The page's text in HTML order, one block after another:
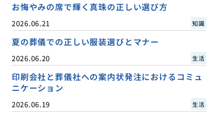
お悔やみの席で輝く真珠の正しい選び方
2026.06.21 知識
夏の葬儀での正しい服装選びとマナー
2026.06.20 生活
印刷会社と葬儀社への案内状発注におけるコミュ
ニケーション
2026.06.19 生活